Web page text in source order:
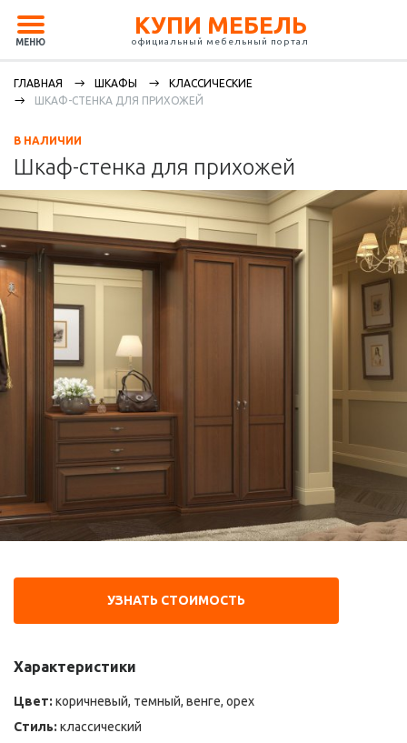
МЕНЮ
КУПИ МЕБЕЛЬ
официальный мебельный портал
ГЛАВНАЯ ШКАФЫ
КЛАССИЧЕСКИЕ
ШКАФ-СТЕНКА ДЛЯ ПРИХОЖЕЙ
В НАЛИЧИИ
Шкаф-стенка для прихожей
УЗНАТЬ СТОИМОСТЬ
Характеристики
Цвет: коричневый, темный, венге, орех
Стиль: классический